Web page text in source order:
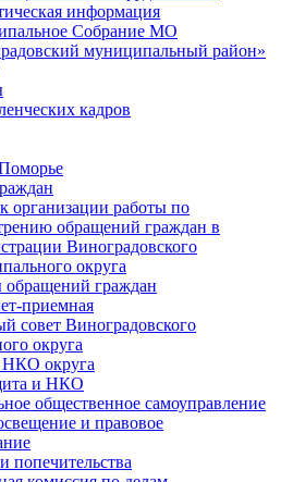
информация
Собрание МО
муниципальный район»
кадров
организации работы по
обращений граждан в
Виноградовского
округа
обращений граждан
приемная
совет Виноградовского
округа
округа
и НКО
общественное самоуправление
и правовое
попечительства